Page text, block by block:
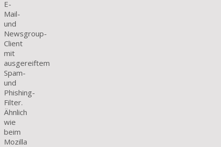
E-
Mail-
und
Newsgroup-
Client
mit
ausgereiftem
Spam-
und
Phishing-
Filter.
Ähnlich
wie
beim
Mozilla